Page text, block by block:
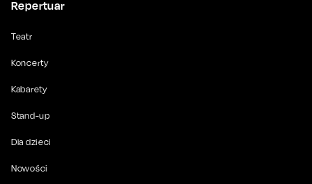
Repertuar
Teatr
Koncerty
Kabarety
Stand-up
Dla dzieci
Nowości